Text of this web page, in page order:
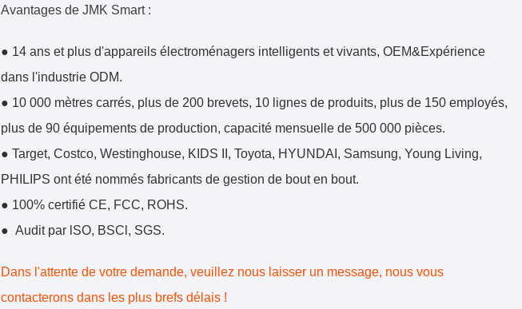
Avantages de JMK Smart :
● 14 ans et plus d'appareils électroménagers intelligents et vivants, OEM&Expérience
dans l'industrie ODM.
● 10 000 mètres carrés, plus de 200 brevets, 10 lignes de produits, plus de 150 employés,
plus de 90 équipements de production, capacité mensuelle de 500 000 pièces.
● Target, Costco, Westinghouse, KIDS II, Toyota, HYUNDAI, Samsung, Young Living,
PHILIPS ont été nommés fabricants de gestion de bout en bout.
● 100% certifié CE, FCC, ROHS.
● Audit par lSO, BSCl, SGS.
Dans l'attente de votre demande, veuillez nous laisser un message, nous vous
contacterons dans les plus brefs délais !